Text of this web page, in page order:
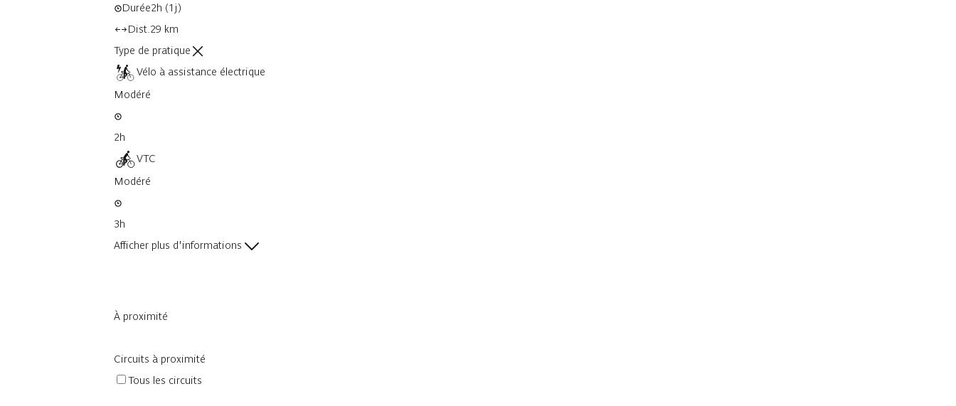
Durée2h (1j)
Dist.29 km
Type de pratique
Vélo à assistance électrique
Modéré
2h
VTC
Modéré
3h
Afficher plus d'informations
À proximité
Circuits à proximité
Tous les circuits